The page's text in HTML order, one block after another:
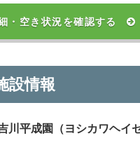
・空き状況を確認する
設情報
川平成園（ヨシカワヘイ